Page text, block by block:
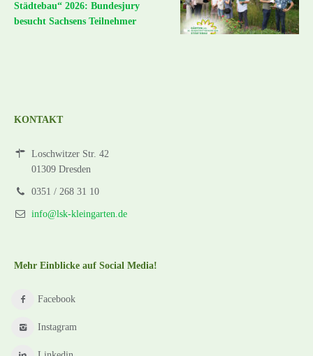
Städtebau“ 2026: Bundesjury
besucht Sachsens Teilnehmer
KONTAKT
Loschwitzer Str. 42
01309 Dresden
0351 / 268 31 10
info@lsk-kleingarten.de
Mehr Einblicke auf Social Media!
Facebook
Instagram